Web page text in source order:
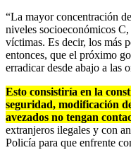
“La mayor concentración
niveles socioeconómicos
víctimas. Es decir, los más
entonces, que el próximo
erradicar desde abajo a las
Esto consistiría en la
seguridad, modificación
avezados no tengan
extranjeros ilegales y con
Policía para que enfrente